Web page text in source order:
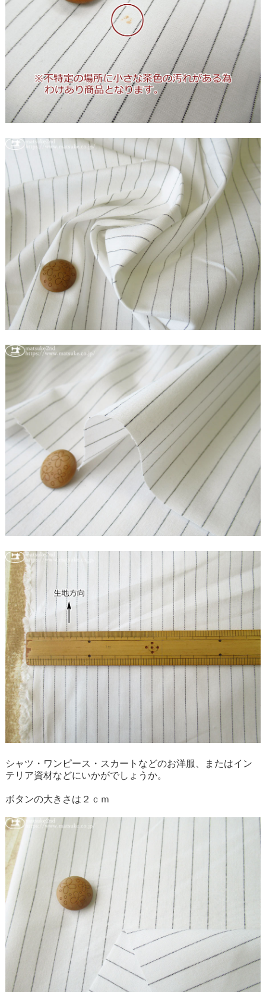
シャツ・ワンピース・スカートなどのお洋服、またはイン
テリア資材などにいかがでしょうか。
ボタンの大きさは２ｃｍ